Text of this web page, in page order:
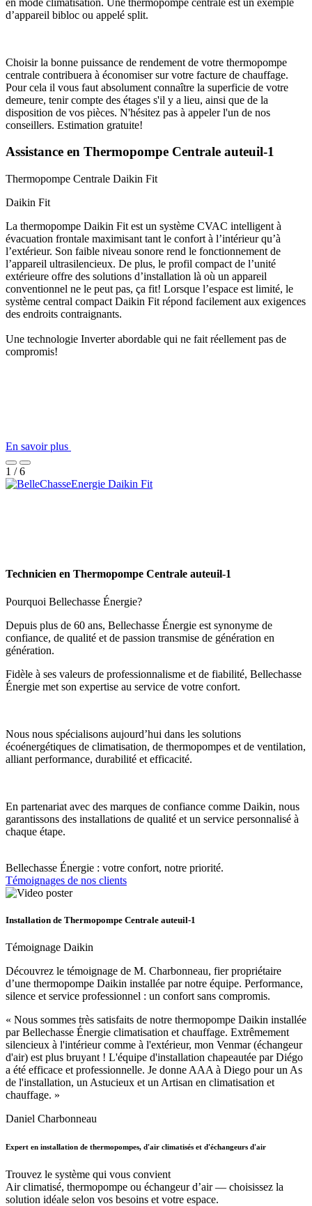
d’appareil bibloc ou appelé split.
Choisir la bonne puissance de rendement de votre thermopompe
centrale contribuera à économiser sur votre facture de chauffage.
Pour cela il vous faut absolument connaître la superficie de votre
demeure, tenir compte des étages s'il y a lieu, ainsi que de la
disposition de vos pièces. N'hésitez pas à appeler l'un de nos
conseillers. Estimation gratuite!
Assistance en Thermopompe Centrale auteuil-1
Thermopompe Centrale Daikin Fit
Daikin Fit
La thermopompe Daikin Fit est un système CVAC intelligent à
évacuation frontale maximisant tant le confort à l’intérieur qu’à
l’extérieur. Son faible niveau sonore rend le fonctionnement de
l’appareil ultrasilencieux. De plus, le profil compact de l’unité
extérieure offre des solutions d’installation là où un appareil
conventionnel ne le peut pas, ça fit! Lorsque l’espace est limité, le
système central compact Daikin Fit répond facilement aux exigences
des endroits contraignants.
Une technologie Inverter abordable qui ne fait réellement pas de
compromis!
En savoir plus
1 / 6
Technicien en Thermopompe Centrale auteuil-1
Pourquoi Bellechasse Énergie?
Depuis plus de 60 ans, Bellechasse Énergie est synonyme de
confiance, de qualité et de passion transmise de génération en
génération.
Fidèle à ses valeurs de professionnalisme et de fiabilité, Bellechasse
Énergie met son expertise au service de votre confort.
Nous nous spécialisons aujourd’hui dans les solutions
écoénergétiques de climatisation, de thermopompes et de ventilation,
alliant performance, durabilité et efficacité.
En partenariat avec des marques de confiance comme Daikin, nous
garantissons des installations de qualité et un service personnalisé à
chaque étape.
Bellechasse Énergie : votre confort, notre priorité.
Témoignages de nos clients
Installation de Thermopompe Centrale auteuil-1
Témoignage Daikin
Découvrez le témoignage de M. Charbonneau, fier propriétaire
d’une thermopompe Daikin installée par notre équipe. Performance,
silence et service professionnel : un confort sans compromis.
« Nous sommes très satisfaits de notre thermopompe Daikin installée
par Bellechasse Énergie climatisation et chauffage. Extrêmement
silencieux à l'intérieur comme à l'extérieur, mon Venmar (échangeur
d'air) est plus bruyant ! L'équipe d'installation chapeautée par Diégo
a été efficace et professionnelle. Je donne AAA à Diego pour un As
de l'installation, un Astucieux et un Artisan en climatisation et
chauffage. »
Daniel Charbonneau
Expert en installation de thermopompes, d'air climatisés et d'échangeurs d'air
Trouvez le système qui vous convient
Air climatisé, thermopompe ou échangeur d’air — choisissez la
solution idéale selon vos besoins et votre espace.